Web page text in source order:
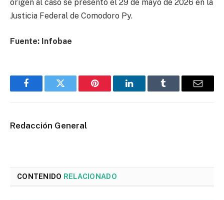
origen al caso se presentó el 29 de mayo de 2026 en la
Justicia Federal de Comodoro Py.
Fuente: Infobae
FacebookTwitter Pinterest LinkedInTumblr Email
Redacción General
CONTENIDO RELACIONADO